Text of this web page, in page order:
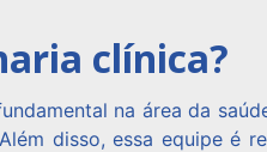
clínica?
na área da
disso, essa equipe é